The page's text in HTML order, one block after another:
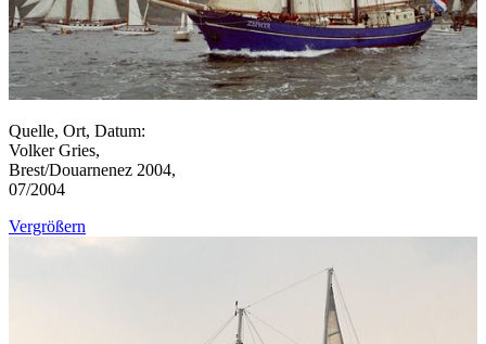
Quelle, Ort, Datum:
Volker Gries,
Brest/Douarnenez 2004,
07/2004
Vergrößern